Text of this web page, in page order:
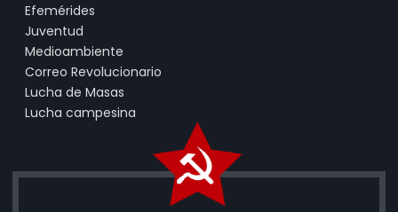
Efemérides
Juventud
Medioambiente
Correo Revolucionario
Lucha de Masas
Lucha campesina